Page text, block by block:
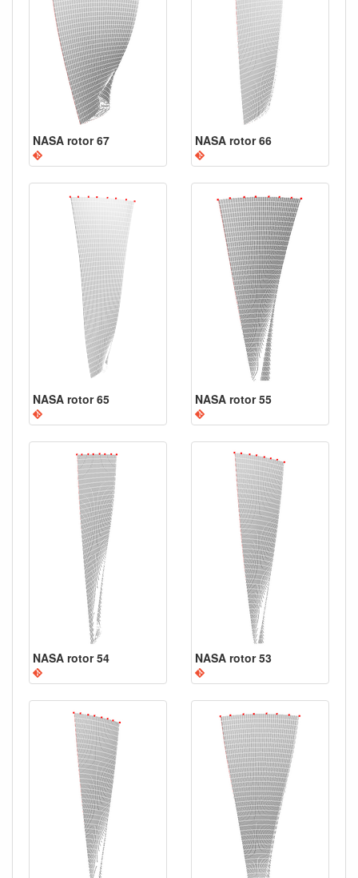
NASA rotor 67 NASA rotor 66
NASA rotor 65 NASA rotor 55
NASA rotor 54 NASA rotor 53